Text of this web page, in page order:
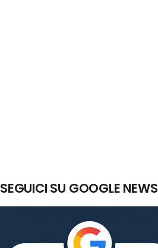
SEGUICI SU GOOGLE NEWS